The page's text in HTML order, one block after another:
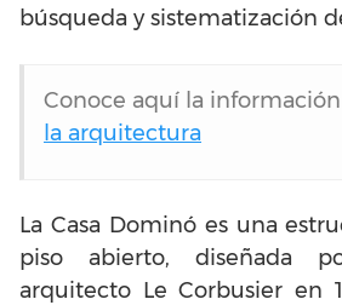
búsqueda y sistematización
Conoce aquí la
la arquitectura
La Casa Dominó es una
piso abierto, diseñada
arquitecto Le Corbusier en